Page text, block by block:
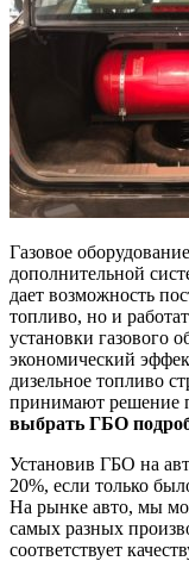
Газовое
дополнительной
дает возможность
топливо, но и
установки газового
экономический
дизельное топливо
принимают решение
выбрать ГБО
Установив ГБО на
20%, если только
На рынке авто, мы
самых разных
соответствует